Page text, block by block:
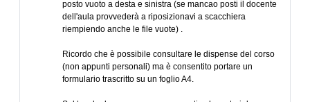
posto vuoto a desta e sinistra (se mancao posti il docente
dell'aula provvederà a riposizionavi a scacchiera
riempiendo anche le file vuote) .
Ricordo che è possibile consultare le dispense del corso
(non appunti personali) ma è consentito portare un
formulario trascritto su un foglio A4.